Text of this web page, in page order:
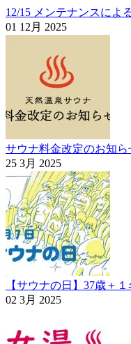
12/15 メンテナンスによ
01 12月 2025
サウナ料金改定のお知
25 3月 2025
【サウナの日】37歳＋
02 3月 2025